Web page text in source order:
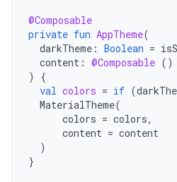
@Composable
private fun AppTheme(
darkTheme : Boolean =
content : @Composable ()
)
{
val colors = if (
MaterialTheme(
colors = colors,
content = content
)
}